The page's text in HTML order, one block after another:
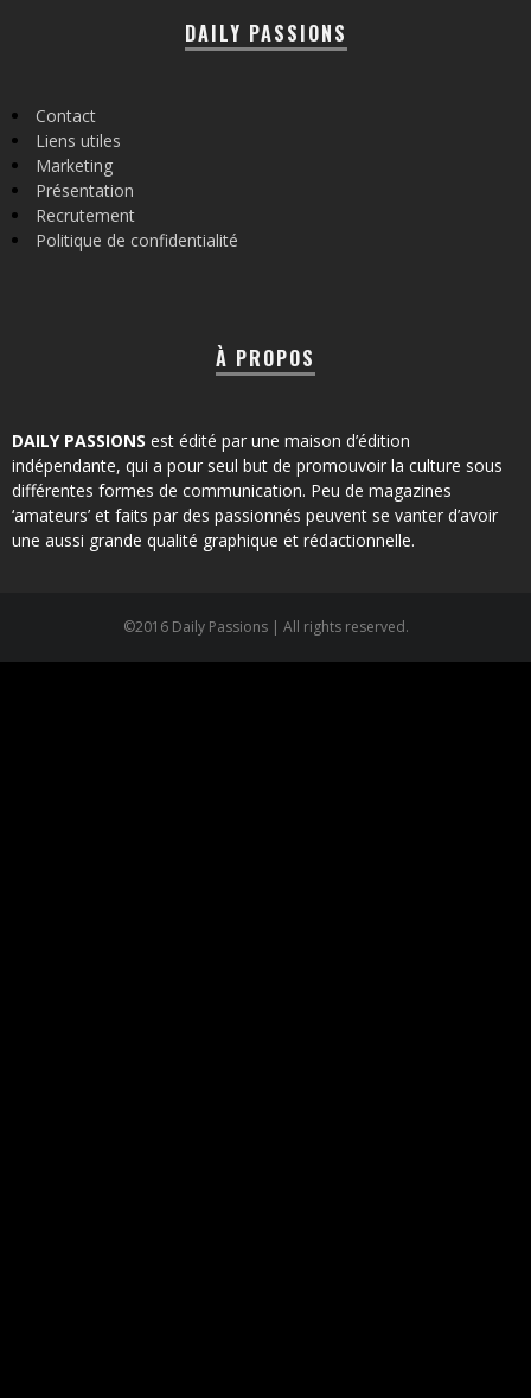
DAILY PASSIONS
Contact
Liens utiles
Marketing
Présentation
Recrutement
Politique de confidentialité
À PROPOS
DAILY PASSIONS est édité par une maison d’édition
indépendante, qui a pour seul but de promouvoir la culture sous
différentes formes de communication. Peu de magazines
‘amateurs’ et faits par des passionnés peuvent se vanter d’avoir
une aussi grande qualité graphique et rédactionnelle.
©2016 Daily Passions | All rights reserved.